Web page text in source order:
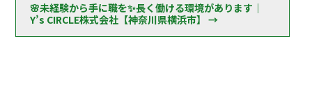
🌸未経験から手に職を✨長く働ける環境があります｜
Y’s CIRCLE株式会社【神奈川県横浜市】→